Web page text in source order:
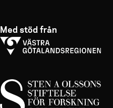
Med stöd från